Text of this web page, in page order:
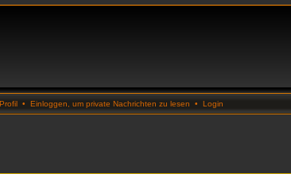
Profil • Einloggen, um private Nachrichten zu lesen • Login